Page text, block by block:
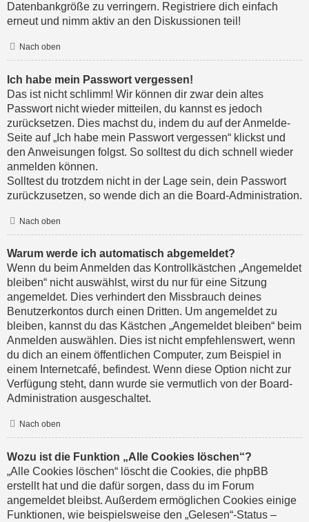
Datenbankgröße zu verringern. Registriere dich einfach
erneut und nimm aktiv an den Diskussionen teil!
Nach oben
Ich habe mein Passwort vergessen!
Das ist nicht schlimm! Wir können dir zwar dein altes
Passwort nicht wieder mitteilen, du kannst es jedoch
zurücksetzen. Dies machst du, indem du auf der Anmelde-
Seite auf „Ich habe mein Passwort vergessen“ klickst und
den Anweisungen folgst. So solltest du dich schnell wieder
anmelden können.
Solltest du trotzdem nicht in der Lage sein, dein Passwort
zurückzusetzen, so wende dich an die Board-Administration.
Nach oben
Warum werde ich automatisch abgemeldet?
Wenn du beim Anmelden das Kontrollkästchen „Angemeldet
bleiben“ nicht auswählst, wirst du nur für eine Sitzung
angemeldet. Dies verhindert den Missbrauch deines
Benutzerkontos durch einen Dritten. Um angemeldet zu
bleiben, kannst du das Kästchen „Angemeldet bleiben“ beim
Anmelden auswählen. Dies ist nicht empfehlenswert, wenn
du dich an einem öffentlichen Computer, zum Beispiel in
einem Internetcafé, befindest. Wenn diese Option nicht zur
Verfügung steht, dann wurde sie vermutlich von der Board-
Administration ausgeschaltet.
Nach oben
Wozu ist die Funktion „Alle Cookies löschen“?
„Alle Cookies löschen“ löscht die Cookies, die phpBB
erstellt hat und die dafür sorgen, dass du im Forum
angemeldet bleibst. Außerdem ermöglichen Cookies einige
Funktionen, wie beispielsweise den „Gelesen“-Status –